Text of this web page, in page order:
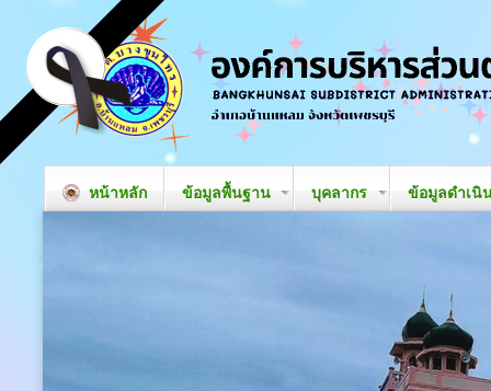
หน้าหลัก ข้อมูลพื้นฐาน บุคลากร ข้อมูลดำเนิ